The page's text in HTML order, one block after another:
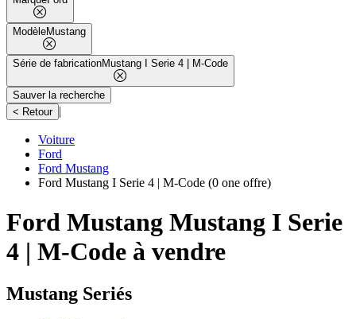
ModèleMustang
Série de fabricationMustang I Serie 4 | M-Code
Sauver la recherche
< Retour |
Voiture
Ford
Ford Mustang
Ford Mustang I Serie 4 | M-Code (0 one offre)
Ford Mustang Mustang I Serie
4 | M-Code à vendre
Mustang Seriés